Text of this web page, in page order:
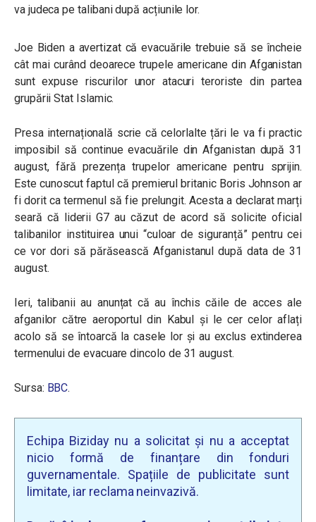
va judeca pe talibani după acțiunile lor.
Joe Biden a avertizat că evacuările trebuie să se încheie
cât mai curând deoarece trupele americane din Afganistan
sunt expuse riscurilor unor atacuri teroriste din partea
grupării Stat Islamic.
Presa internațională scrie că celorlalte țări le va fi practic
imposibil să continue evacuările din Afganistan după 31
august, fără prezența trupelor americane pentru sprijin.
Este cunoscut faptul că premierul britanic Boris Johnson ar
fi dorit ca termenul să fie prelungit. Acesta a declarat marți
seară că liderii G7 au căzut de acord să solicite oficial
talibanilor instituirea unui “culoar de siguranță” pentru cei
ce vor dori să părăsească Afganistanul după data de 31
august.
Ieri, talibanii au anunțat că au închis căile de acces ale
afganilor către aeroportul din Kabul și le cer celor aflați
acolo să se întoarcă la casele lor și au exclus extinderea
termenului de evacuare dincolo de 31 august.
Sursa: BBC.
Echipa Biziday nu a solicitat și nu a acceptat
nicio formă de finanțare din fonduri
guvernamentale. Spațiile de publicitate sunt
limitate, iar reclama neinvazivă.